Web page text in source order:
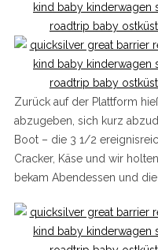
Zurück auf der Plattform
abzugeben, sich kurz
Boot – die 3 1/2
Cracker, Käse und wir
bekam Abendessen und